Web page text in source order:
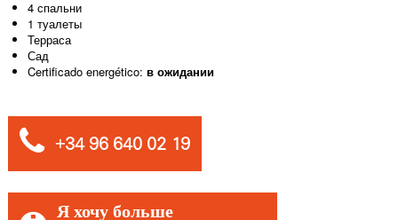
4 спальни
1 туалеты
Терраса
Сад
Certificado energético:в ожидании
+34 96 640 02 19
Я хочу больше